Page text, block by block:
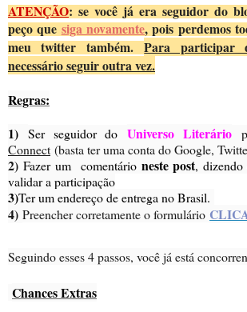
ATENÇÃO: se você já era seguidor do
peço quesiga novamente, pois perdemos
meu twitter também.Para participar
necessário seguir outra vez.
Regras:
1) Ser seguidor do Universo Literário
Connect (basta ter uma conta do Google,
2) Fazer um comentárioneste post, dizendo
validar a participação
3)Ter um endereço de entrega no Brasil.
4) Preencher corretamente o formulário
Seguindo esses 4 passos, você já está
Chances Extras